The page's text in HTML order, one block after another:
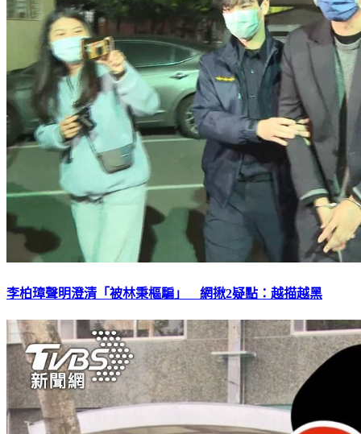
李柏璋聲明澄清「被林秉樞騙」 網揪2疑點：越描越黑